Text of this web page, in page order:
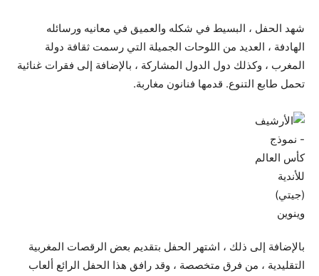
شهد الحفل ، البسيط في شكله والعميق في معانيه ورسائله
الهادفة ، العديد من اللوحات الجميلة التي رسمت ثقافة دولة
المغرب ، وكذلك دول الدول المشاركة ، بالإضافة إلى فقرات غنائية
تحمل طابع التنوع. قدمها فنانون مغاربة.
بالإضافة إلى ذلك ، اشتهر الحفل بتقديم بعض الرقصات المغربية
التقليدية ، من فرق متخصصة ، وقد رافق هذا الحفل الرائع ألعاب